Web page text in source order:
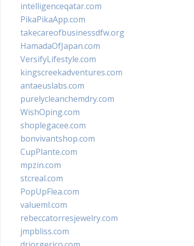
intelligenceqatar.com
PikaPikaApp.com
takecareofbusinessdfw.org
HamadaOfJapan.com
VersifyLifestyle.com
kingscreekadventures.com
antaeuslabs.com
purelycleanchemdry.com
WishOping.com
shoplegacee.com
bonvivantshop.com
CupPlante.com
mpzin.com
stcreal.com
PopUpFlea.com
valueml.com
rebeccatorresjewelry.com
jmpbliss.com